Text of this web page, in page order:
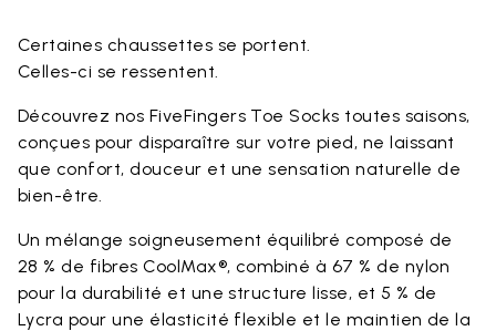
Certaines chaussettes se portent.
Celles-ci se ressentent.
Découvrez nos FiveFingers Toe Socks toutes saisons,
conçues pour disparaître sur votre pied, ne laissant
que confort, douceur et une sensation naturelle de
bien-être.
Un mélange soigneusement équilibré composé de
28 % de fibres CoolMax®, combiné à 67 % de nylon
pour la durabilité et une structure lisse, et 5 % de
Lycra pour une élasticité flexible et le maintien de la